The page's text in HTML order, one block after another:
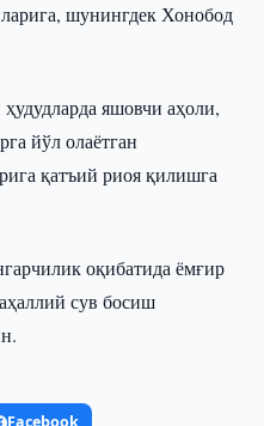
шунингдек Хонобод
яшовчи аҳоли,
йўл олаётган
қатъий риоя қилишга
оқибатида ёмғир
сув босиш
Facebook